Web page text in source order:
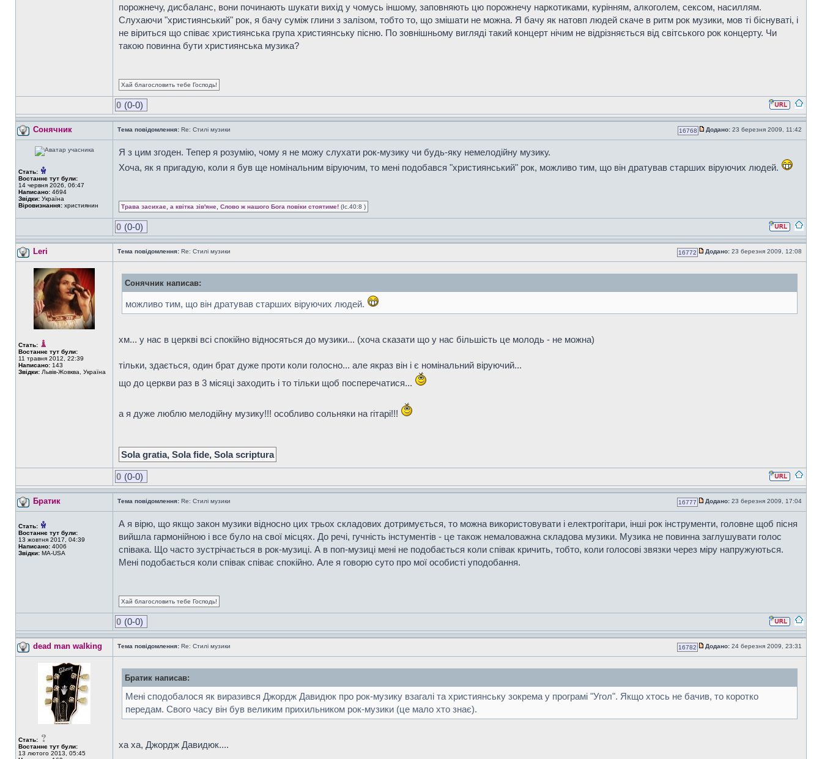
порожнечу, дисбаланс, вони починають шукати вихід у чомусь іншому, заповняють цю порожнечу наркотиками, курінням, алкоголем, сексом, насиллям.
Слухаючи "християнський" рок, я бачу суміж глини з залізом, тобто то, що змішати не можна. Я бачу як натовп людей скаче в ритм рок музики, мов ті біснуваті, і
не віриться що співає християнська група християнську пісню. По зовнішньому вигляді такий концерт нічим не відрізняється від світського рок концерту. Чи
такою повинна бути християнська музика?
Хай благословить тебе Господь!
0 (0-0)
Сонячник Тема повідомлення: Re: Стилі музики 16768 Додано: 23 березня 2009, 11:42
Стать:
Востаннє тут були:
14 червня 2026, 06:47
Написано: 4694
Звідки: Україна
Віровизнання: християнин
Я з цим згоден. Тепер я розумію, чому я не можу слухати рок-музику чи будь-яку немелодійну музику.
Хоча, як я пригадую, коли я був ще номінальним віруючим, то мені подобався "християнський" рок, можливо тим, що він дратував старших віруючих людей.
Трава засихає, а квітка зів'яне, Слово ж нашого Бога повіки стоятиме! (Іс.40:8 )
0 (0-0)
Leri Тема повідомлення: Re: Стилі музики 16772 Додано: 23 березня 2009, 12:08
Стать:
Востаннє тут були:
11 травня 2012, 22:39
Написано: 143
Звідки: Львів-Жовква, Україна
Сонячник написав:
можливо тим, що він дратував старших віруючих людей.
хм... у нас в церкві всі спокійно відносяться до музики... (хоча сказати що у нас більшість це молодь - не можна)
тільки, здається, один брат дуже проти коли голосно... але якраз він і є номінальний віруючий...
що до церкви раз в 3 місяці заходить і то тільки щоб посперечатися...
а я дуже люблю мелодійну музику!!! особливо сольняки на гітарі!!!
Sola gratia, Sola fide, Sola scriptura
0 (0-0)
Братик Тема повідомлення: Re: Стилі музики 16777 Додано: 23 березня 2009, 17:04
Стать:
Востаннє тут були:
13 жовтня 2017, 04:39
Написано: 4006
Звідки: MA-USA
А я вірю, що якщо закон музики відносно цих трьох складових дотримується, то можна використовувати і електрогітари, інші рок інструменти, головне щоб пісня
вийшла гармонійною і все було на свої місцях. До речі, гучність інстументів - це також немаловажна складова музики. Музика не повинна заглушувати голос
співака. Що часто зустрічається в рок-музиці. А в поп-музиці мені не подобається коли співак кричить, тобто, коли голосові звязки через міру напружуються.
Мені подобається коли співак співає спокійно. Але я говорю суто про мої особисті уподобання.
Хай благословить тебе Господь!
0 (0-0)
dead man walking Тема повідомлення: Re: Стилі музики 16782 Додано: 24 березня 2009, 23:31
Стать:
Востаннє тут були:
13 лютого 2013, 05:45
Братик написав:
Мені сподобалося як виразився Джордж Давидюк про рок-музику взагалі та християнську зокрема у програмі "Угол". Якщо хтось не бачив, то коротко
передам. Свого часу він був великим прихильником рок-музики (це мало хто знає).
ха ха, Джордж Давидюк....